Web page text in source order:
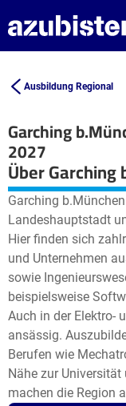
Ausbildung Regional
Garching
2027
+
−
Über Garching
Garching
Landeshauptstadt
Hier finden sich
und Unternehmen
sowie
beispielsweise
Auch in der Elektro-
ansässig.
Berufen wie
Nähe zur
machen die Region